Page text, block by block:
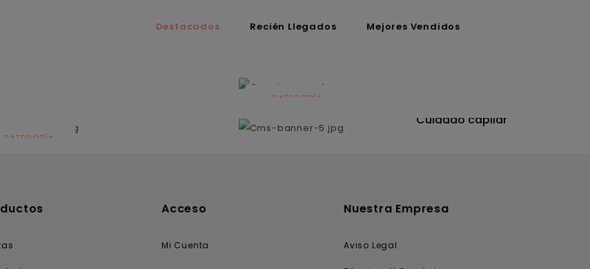
Destacados Recién Llegados Mejores Vendidos
CATEGORÍA
CATEGORÍA
Cuidado capilar
Acceso
Mi Cuenta
Nuestra Empresa
Aviso Legal